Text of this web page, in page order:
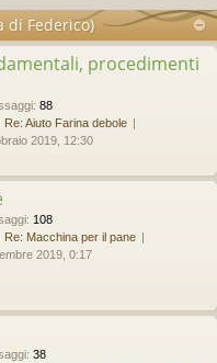
di Federico)
procedimenti
: 88
Re: Aiuto Farina debole
2019, 12:30
: 108
Re: Macchina per il pane
2019, 0:17
: 38